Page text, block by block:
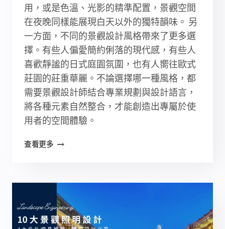
用，或是色溫、光影的精準配置，景觀空間
在夜晚同樣能展現白天以外的獨特韻味。 另
一方面，不同的景觀設計風格帶來了更多選
擇。有些人偏愛簡約俐落的現代感，有些人
喜歡靜謐的日式庭園氛圍，也有人嚮往歐式
莊園的莊重華麗。不論選擇哪一種風格，都
需要景觀設計師結合專業規劃與設計語言，
將各種元素自然整合，才能創造出專屬於使
用者的空間體驗。
查看更多最
計
精
選: